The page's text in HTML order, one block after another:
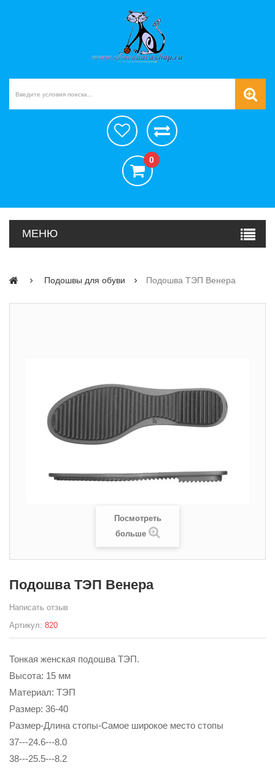
0
МЕНЮ
Подошвы для обуви Подошва ТЭП Венера
Посмотреть
больше
Подошва ТЭП Венера
Написать отзыв
Артикул: 820
Тонкая женская подошва ТЭП.
Высота: 15 мм
Материал: ТЭП
Размер: 36-40
Размер-Длина стопы-Самое широкое место стопы
37---24.6---8.0
38---25.5---8.2